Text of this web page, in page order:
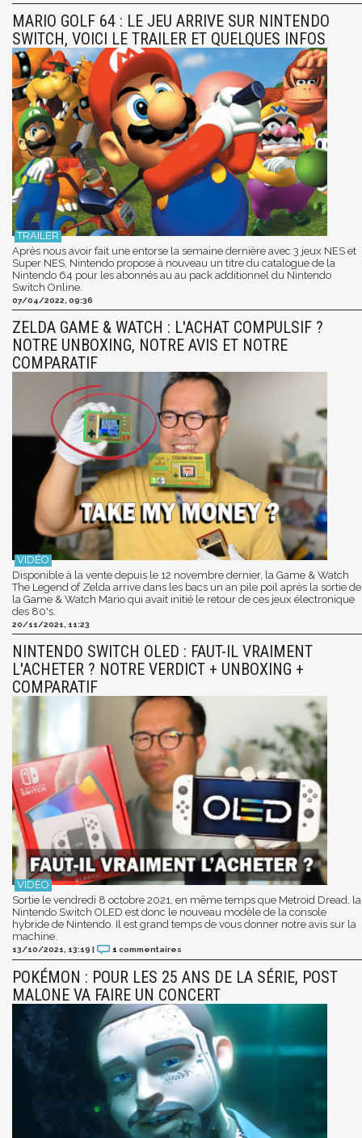
MARIO GOLF 64 : LE JEU ARRIVE SUR NINTENDO
SWITCH, VOICI LE TRAILER ET QUELQUES INFOS
Après nous avoir fait une entorse la semaine dernière avec 3 jeux NES et
Super NES, Nintendo propose à nouveau un titre du catalogue de la
Nintendo 64 pour les abonnés au au pack additionnel du Nintendo
Switch Online.
07/04/2022, 09:36
ZELDA GAME & WATCH : L'ACHAT COMPULSIF ?
NOTRE UNBOXING, NOTRE AVIS ET NOTRE
COMPARATIF
Disponible à la vente depuis le 12 novembre dernier, la Game & Watch
The Legend of Zelda arrive dans les bacs un an pile poil après la sortie de
la Game & Watch Mario qui avait initié le retour de ces jeux électronique
des 80's.
20/11/2021, 11:23
NINTENDO SWITCH OLED : FAUT-IL VRAIMENT
L'ACHETER ? NOTRE VERDICT + UNBOXING +
COMPARATIF
Sortie le vendredi 8 octobre 2021, en même temps que Metroid Dread, la
Nintendo Switch OLED est donc le nouveau modèle de la console
hybride de Nintendo. Il est grand temps de vous donner notre avis sur la
machine.
13/10/2021, 13:19 | 1 commentaires
POKÉMON : POUR LES 25 ANS DE LA SÉRIE, POST
MALONE VA FAIRE UN CONCERT